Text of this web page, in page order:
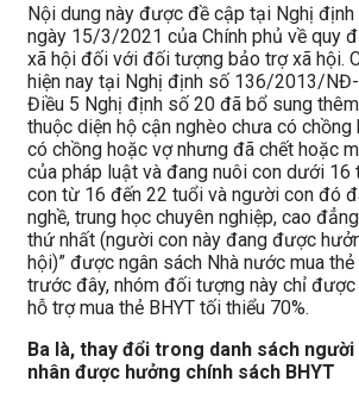
Nội dung này được đề cập tại Nghị
ngày 15/3/2021 của Chính phủ về quy
xã hội đối với đối tượng bảo trợ xã hội.
hiện nay tại Nghị định số 136/2013/
Điều 5 Nghị định số 20 đã bổ sung
thuộc diện hộ cận nghèo chưa có
có chồng hoặc vợ nhưng đã chết hoặc
của pháp luật và đang nuôi con dưới 16
con từ 16 đến 22 tuổi và người con đó
nghề, trung học chuyên nghiệp, cao
thứ nhất (người con này đang được
hội)” được ngân sách Nhà nước mua thẻ
trước đây, nhóm đối tượng này chỉ được
hỗ trợ mua thẻ BHYT tối thiểu 70%.
Ba là, thay đổi trong danh sách
nhân được hưởng chính sách BHYT